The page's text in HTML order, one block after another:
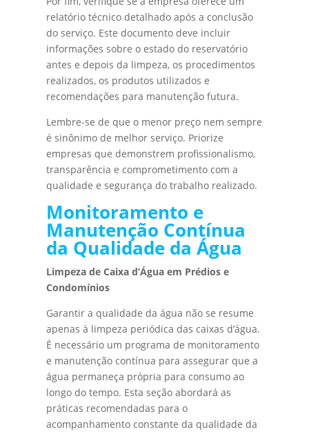
relatório técnico detalhado após a conclusão
do serviço. Este documento deve incluir
informações sobre o estado do reservatório
antes e depois da limpeza, os procedimentos
realizados, os produtos utilizados e
recomendações para manutenção futura.
Lembre-se de que o menor preço nem sempre
é sinônimo de melhor serviço. Priorize
empresas que demonstrem profissionalismo,
transparência e comprometimento com a
qualidade e segurança do trabalho realizado.
Monitoramento e
Manutenção Contínua
da Qualidade da Água
Limpeza de Caixa d’Água em Prédios e
Condomínios
Garantir a qualidade da água não se resume
apenas à limpeza periódica das caixas d’água.
É necessário um programa de monitoramento
e manutenção contínua para assegurar que a
água permaneça própria para consumo ao
longo do tempo. Esta seção abordará as
práticas recomendadas para o
acompanhamento constante da qualidade da